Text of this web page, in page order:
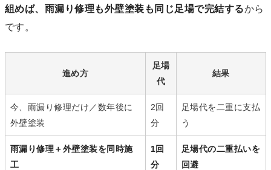
組めば、雨漏り修理も外壁塗装も同じ足場で完結するから
です。
進め方
足場
代
結果
今、雨漏り修理だけ／数年後に
外壁塗装
2回
分
足場代を二重に支払
う
雨漏り修理＋外壁塗装を同時施
工
1回
分
足場代の二重払いを
回避